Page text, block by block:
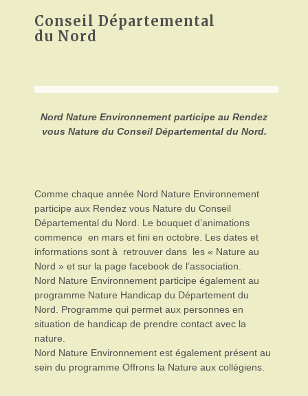
Conseil Départemental
du Nord
Nord Nature Environnement participe au Rendez
vous Nature du Conseil Départemental du Nord.
Comme chaque année Nord Nature Environnement
participe aux Rendez vous Nature du Conseil
Départemental du Nord. Le bouquet d’animations
commence en mars et fini en octobre. Les dates et
informations sont à
retrouver dans les « Nature au
Nord » et sur la page facebook de l’association.
Nord Nature Environnement participe également au
programme Nature Handicap du Département du
Nord. Programme qui permet aux personnes en
situation de handicap de prendre contact avec la
nature.
Nord Nature Environnement est également présent au
sein du programme Offrons la Nature aux collégiens.